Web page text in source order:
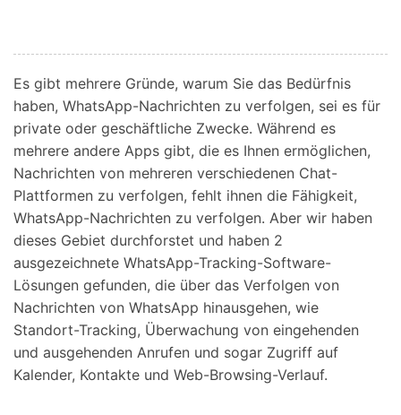
Es gibt mehrere Gründe, warum Sie das Bedürfnis
haben, WhatsApp-Nachrichten zu verfolgen, sei es für
private oder geschäftliche Zwecke. Während es
mehrere andere Apps gibt, die es Ihnen ermöglichen,
Nachrichten von mehreren verschiedenen Chat-
Plattformen zu verfolgen, fehlt ihnen die Fähigkeit,
WhatsApp-Nachrichten zu verfolgen. Aber wir haben
dieses Gebiet durchforstet und haben 2
ausgezeichnete WhatsApp-Tracking-Software-
Lösungen gefunden, die über das Verfolgen von
Nachrichten von WhatsApp hinausgehen, wie
Standort-Tracking, Überwachung von eingehenden
und ausgehenden Anrufen und sogar Zugriff auf
Kalender, Kontakte und Web-Browsing-Verlauf.